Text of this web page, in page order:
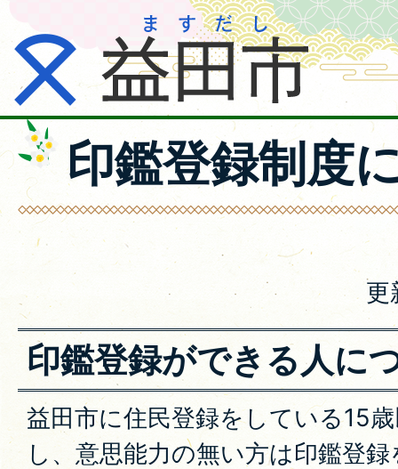
印鑑登録制度
更
印鑑登録ができる人に
益田市に住民登録をしている15
し、意思能力の無い方は印鑑登